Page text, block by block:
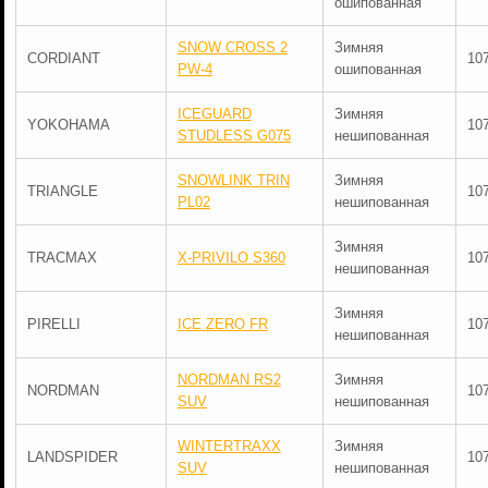
CORDIANT
SNOW CROSS 2
PW-4
Зимняя
ошипованная
YOKOHAMA
ICEGUARD
STUDLESS G075
Зимняя
нешипованная
TRIANGLE
SNOWLINK TRIN
PL02
Зимняя
нешипованная
TRACMAX X-PRIVILO S360
Зимняя
нешипованная
PIRELLI ICE ZERO FR
Зимняя
нешипованная
NORDMAN
NORDMAN RS2
SUV
Зимняя
нешипованная
LANDSPIDER
WINTERTRAXX
SUV
Зимняя
нешипованная